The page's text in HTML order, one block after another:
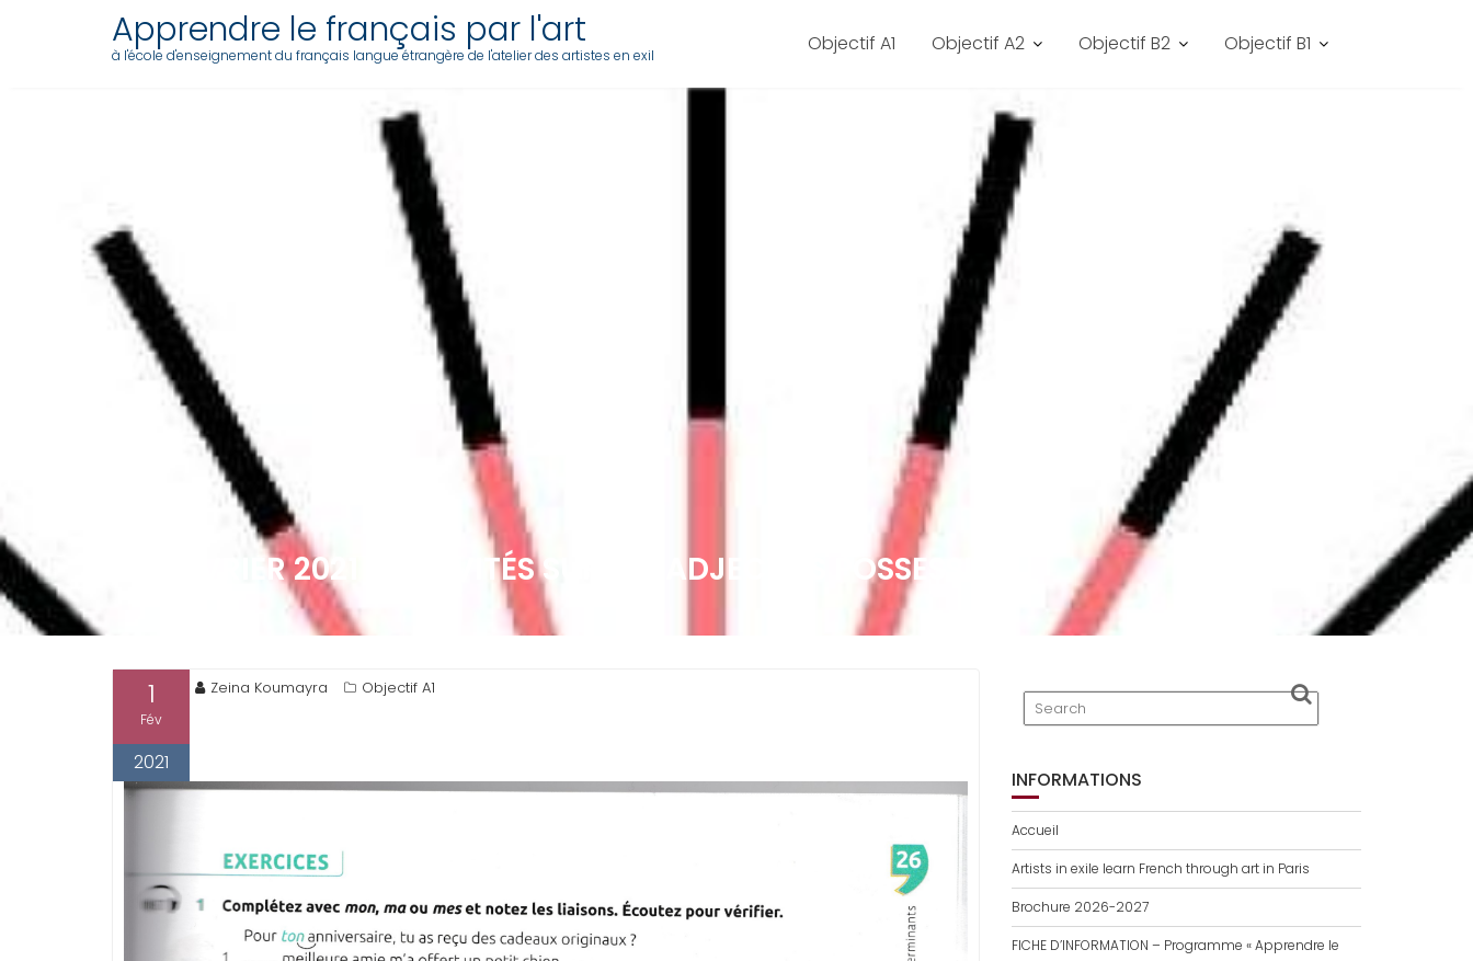
Apprendre le français par l'art
à l'école d'enseignement du français langue étrangère de l'atelier des artistes en exil Objectif A1 Objectif A2 Objectif B2 Objectif B1
1ER FÉVRIER 2021 : ACTIVITÉS SUR LES ADJECTIFS POSSESSIFS
1
Fév
2021
Zeina Koumayra Objectif A1
INFORMATIONS
Accueil
Artists in exile learn French through art in Paris
Brochure 2026-2027
FICHE D’INFORMATION – Programme « Apprendre le